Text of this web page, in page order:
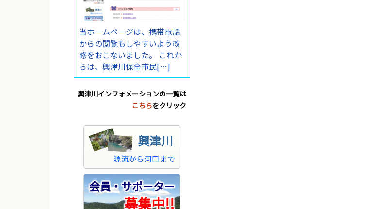
当ホームページは、携帯電話
からの閲覧もしやすいよう改
修をおこないました。 これか
らは、興津川保全市民[…]
興津川インフォメーションの一覧は
こちらをクリック
興津川
源流から河口まで
会員・サポーター
募集中!!